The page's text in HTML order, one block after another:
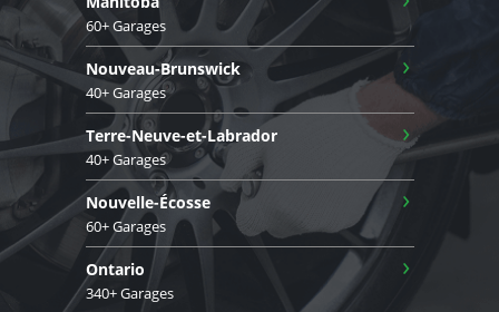
60+ Garages
Nouveau-Brunswick
40+ Garages
›
Terre-Neuve-et-Labrador
40+ Garages
›
Nouvelle-Écosse
60+ Garages
›
Ontario
340+ Garages
›